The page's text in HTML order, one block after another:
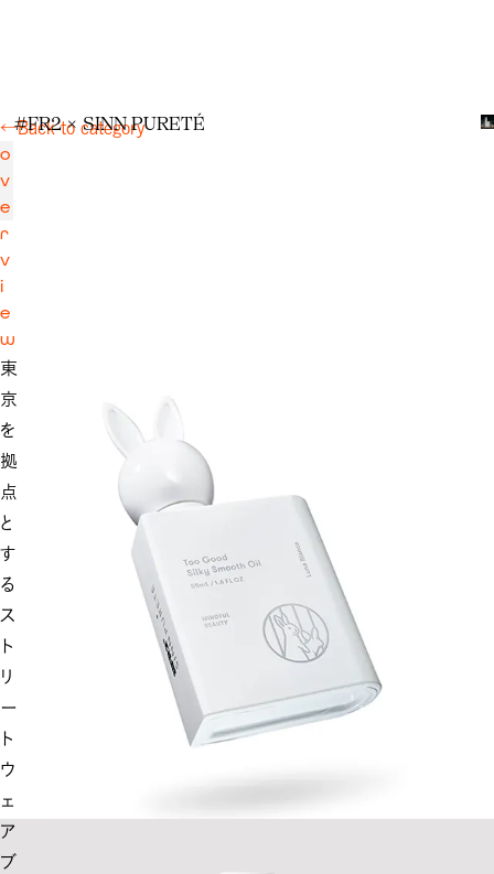
←Back to category
#FR2 × SINN PURETÉ
o
v
e
r
v
i
e
w
東
京
を
拠
点
と
す
る
ス
ト
リ
ー
ト
ウ
ェ
ア
ブ